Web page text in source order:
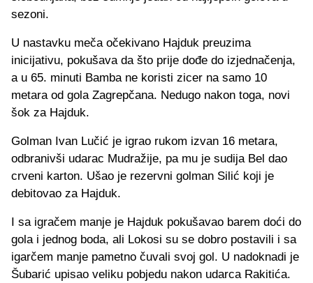
sezoni.
U nastavku meča očekivano Hajduk preuzima
inicijativu, pokušava da što prije dođe do izjednačenja,
a u 65. minuti Bamba ne koristi zicer na samo 10
metara od gola Zagrepčana. Nedugo nakon toga, novi
šok za Hajduk.
Golman Ivan Lučić je igrao rukom izvan 16 metara,
odbranivši udarac Mudražije, pa mu je sudija Bel dao
crveni karton. Ušao je rezervni golman Silić koji je
debitovao za Hajduk.
I sa igračem manje je Hajduk pokušavao barem doći do
gola i jednog boda, ali Lokosi su se dobro postavili i sa
igarčem manje pametno čuvali svoj gol. U nadoknadi je
Šubarić upisao veliku pobjedu nakon udarca Rakitića.